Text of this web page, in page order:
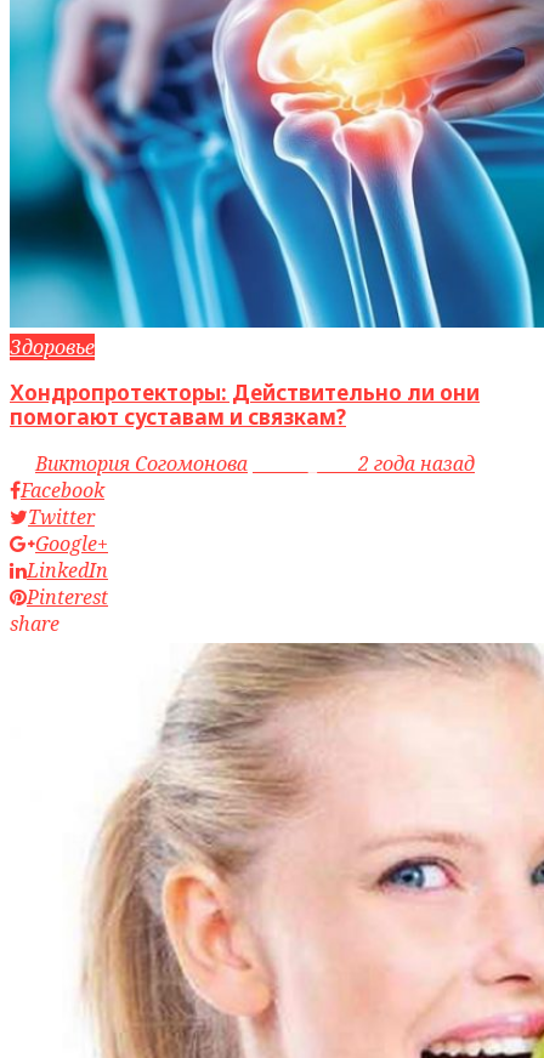
Здоровье
Хондропротекторы: Действительно ли они
помогают суставам и связкам?
byВиктория Согомонова access_time2 года назад
Facebook
Twitter
Google+
LinkedIn
Pinterest
share